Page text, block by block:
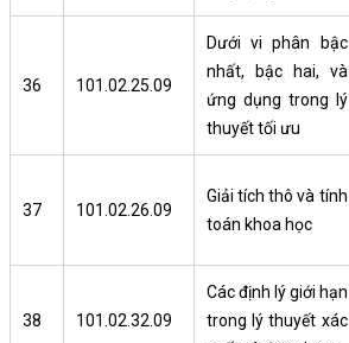
36 101.02.25.09
Dưới vi phân bậc
nhất, bậc hai, và
ứng dụng trong lý
thuyết tối ưu
37 101.02.26.09
Giải tích thô và tính
toán khoa học
38 101.02.32.09
Các định lý giới hạn
trong lý thuyết xác